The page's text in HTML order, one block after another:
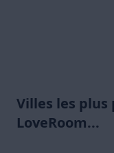
Villes les plus
LoveRoom...